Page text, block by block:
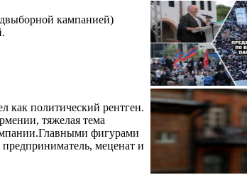
кампанией)
политический рентген.
тяжелая тема
фигурами
меценат и